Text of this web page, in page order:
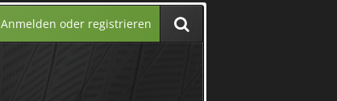
Anmelden oder registrieren